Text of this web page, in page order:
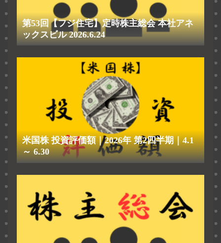
第53回【フジ住宅】定時株主総会 本社アネ
ックスビル 2026.6.24
米国株 投資評価額｜2026年 第2四半期｜4.1
～ 6.30